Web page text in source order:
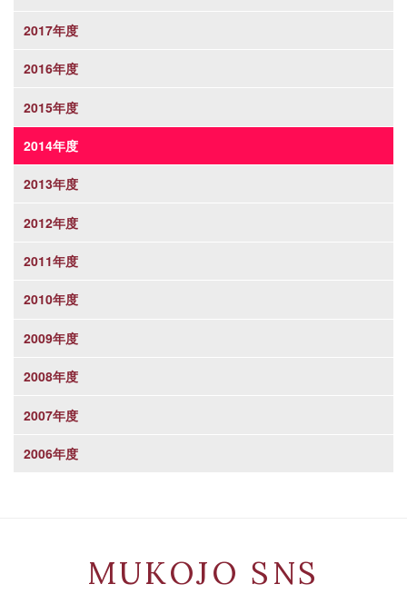
2017年度
2016年度
2015年度
2014年度
2013年度
2012年度
2011年度
2010年度
2009年度
2008年度
2007年度
2006年度
MUKOJO SNS